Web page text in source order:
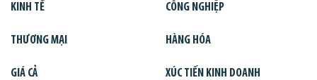
KINH TẾ CÔNG NGHIỆP
THƯƠNG MẠI HÀNG HÓA
GIÁ CẢ XÚC TIẾN KINH DOANH